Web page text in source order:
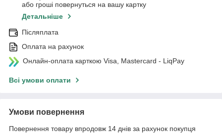
або гроші повернуться на вашу картку
Детальніше
Післяплата
Оплата на рахунок
Онлайн-оплата карткою Visa, Mastercard - LiqPay
Всі умови оплати
Умови повернення
Повернення товару впродовж 14 днів за рахунок покупця